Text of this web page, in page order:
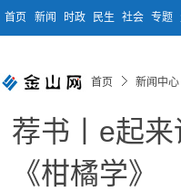
首页 新闻 时政 民生 社会 专题
首页 新闻中心
荐书丨e起来
《柑橘学》